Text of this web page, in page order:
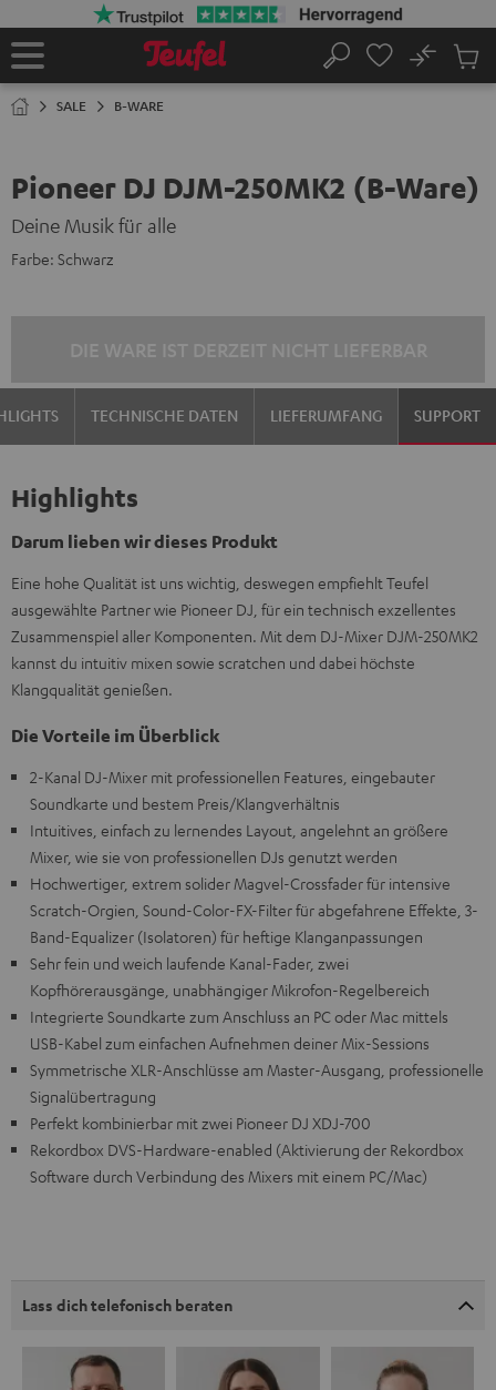
Startseite
Suche
No
SALE B-WARE
Pioneer DJ DJM-250MK2 (B-Ware)
Deine Musik für alle
Farbe: Schwarz
TECHNISCHE DATEN LIEFERUMFANG SUPPORT
Highlights
Darum lieben wir dieses Produkt
Eine hohe Qualität ist uns wichtig, deswegen empfiehlt Teufel
ausgewählte Partner wie Pioneer DJ, für ein technisch exzellentes
Zusammenspiel aller Komponenten. Mit dem DJ-Mixer DJM-250MK2
kannst du intuitiv mixen sowie scratchen und dabei höchste
Klangqualität genießen.
Die Vorteile im Überblick
2-Kanal DJ-Mixer mit professionellen Features, eingebauter
Soundkarte und bestem Preis/Klangverhältnis
Intuitives, einfach zu lernendes Layout, angelehnt an größere
Mixer, wie sie von professionellen DJs genutzt werden
Hochwertiger, extrem solider Magvel-Crossfader für intensive
Scratch-Orgien, Sound-Color-FX-Filter für abgefahrene Effekte, 3-
Band-Equalizer (Isolatoren) für heftige Klanganpassungen
Sehr fein und weich laufende Kanal-Fader, zwei
Kopfhörerausgänge, unabhängiger Mikrofon-Regelbereich
Integrierte Soundkarte zum Anschluss an PC oder Mac mittels
USB-Kabel zum einfachen Aufnehmen deiner Mix-Sessions
Symmetrische XLR-Anschlüsse am Master-Ausgang, professionelle
Signalübertragung
Perfekt kombinierbar mit zwei Pioneer DJ XDJ-700
Rekordbox DVS-Hardware-enabled (Aktivierung der Rekordbox
Software durch Verbindung des Mixers mit einem PC/Mac)
Lass dich telefonisch beraten